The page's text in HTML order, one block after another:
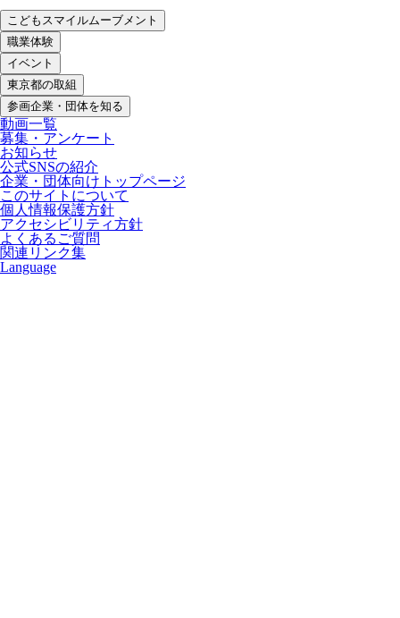
こどもスマイルムーブメント
職業体験
イベント
東京都の取組
参画企業・団体を知る
動画一覧
募集・アンケート
お知らせ
公式SNSの紹介
企業・団体向けトップページ
このサイトについて
個人情報保護方針
アクセシビリティ方針
よくあるご質問
関連リンク集
Language